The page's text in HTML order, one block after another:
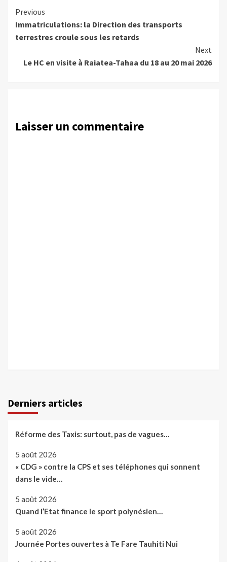
Continue
Reading
Previous
Immatriculations: la Direction des transports
terrestres croule sous les retards
Next
Le HC en visite à Raiatea-Tahaa du 18 au 20 mai 2026
Laisser un commentaire
Derniers articles
Réforme des Taxis: surtout, pas de vagues…
5 août 2026
« CDG » contre la CPS et ses téléphones qui sonnent
dans le vide…
5 août 2026
Quand l’Etat finance le sport polynésien…
5 août 2026
Journée Portes ouvertes à Te Fare Tauhiti Nui